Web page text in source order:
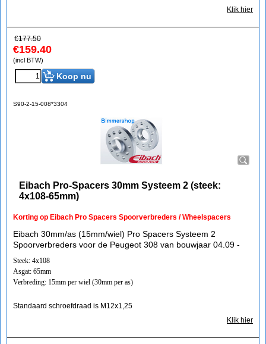
Klik hier
€177.50
€159.40
(incl BTW)
Koop nu
S90-2-15-008*3304
Eibach Pro-Spacers 30mm Systeem 2 (steek:
4x108-65mm)
Korting op Eibach Pro Spacers Spoorverbreders / Wheelspacers
Eibach 30mm/as (15mm/wiel) Pro Spacers Systeem 2
Spoorverbreders voor de Peugeot 308 van bouwjaar 04.09 -
Steek: 4x108
Asgat: 65mm
Verbreding: 15mm per wiel (30mm per as)
Standaard schroefdraad is M12x1,25
Klik hier